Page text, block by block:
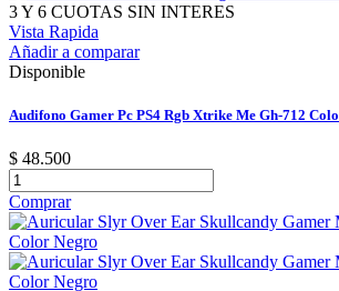
3 Y 6 CUOTAS SIN INTERES
Vista Rapida
Añadir a comparar
Disponible
Audifono Gamer Pc PS4 Rgb Xtrike Me Gh-712
$ 48.500
Comprar